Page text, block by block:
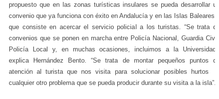
propuesto que en las zonas turísticas insulares se pueda desarrollar
convenio que ya funciona con éxito en Andalucía y en las Islas Baleares
que consiste en acercar el servicio policial a los turistas. “Se trata
convenios que se ponen en marcha entre Policía Nacional, Guardia
Policía Local y, en muchas ocasiones, incluimos a la
explica Hernández Bento. “Se trata de montar pequeños puntos
atención al turista que nos visita para solucionar posibles hurtos
cualquier otro problema que se pueda producir durante su visita a la isla”.